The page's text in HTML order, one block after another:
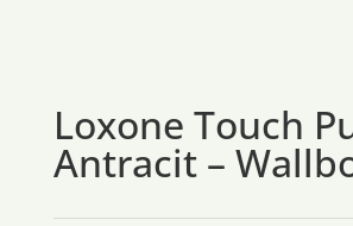
Loxone Touch
Antracit –